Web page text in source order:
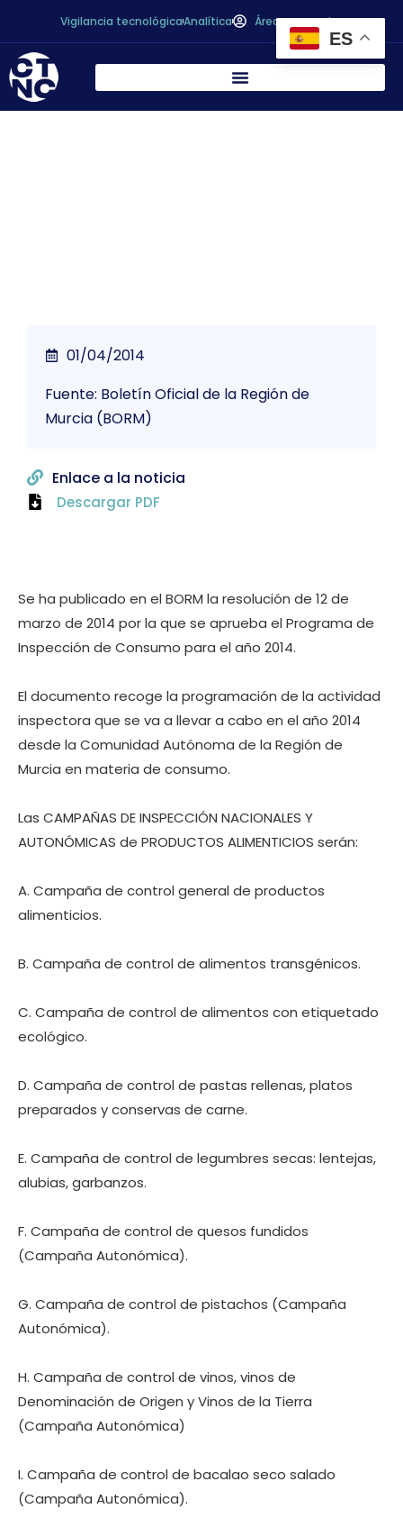
Vigilancia tecnológicaAnalítica Área personal
Se ha publicado en el BORM la resolución de 12 de
marzo de 2014 por la que se aprueba el Programa de
Inspección de Consumo para el año 2014.
El documento recoge la programación de la actividad
inspectora que se va a llevar a cabo en el año 2014
desde la Comunidad Autónoma de la Región de
Murcia en materia de consumo.
Las CAMPAÑAS DE INSPECCIÓN NACIONALES Y
AUTONÓMICAS de PRODUCTOS ALIMENTICIOS serán:
A. Campaña de control general de productos
alimenticios.
B. Campaña de control de alimentos transgénicos.
C. Campaña de control de alimentos con etiquetado
ecológico.
D. Campaña de control de pastas rellenas, platos
preparados y conservas de carne.
E. Campaña de control de legumbres secas: lentejas,
alubias, garbanzos.
F. Campaña de control de quesos fundidos
(Campaña Autonómica).
G. Campaña de control de pistachos (Campaña
Autonómica).
H. Campaña de control de vinos, vinos de
Denominación de Origen y Vinos de la Tierra
(Campaña Autonómica)
I. Campaña de control de bacalao seco salado
(Campaña Autonómica).
01/04/2014
Fuente: Boletín Oficial de la Región de
Murcia (BORM)
Enlace a la noticia
Descargar PDF
ES